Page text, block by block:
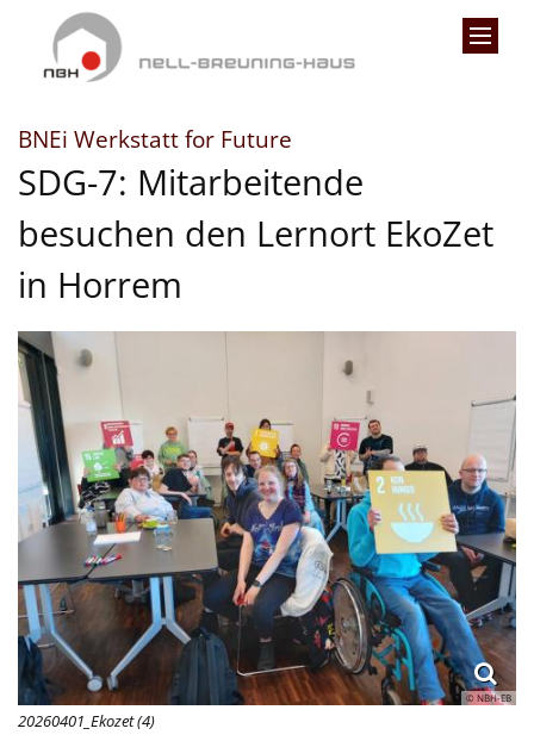
Zum Inhalt springen
BNEi Werkstatt for Future
SDG-7: Mitarbeitende
besuchen den Lernort EkoZet
in Horrem
© NBH-EB
20260401_Ekozet (4)